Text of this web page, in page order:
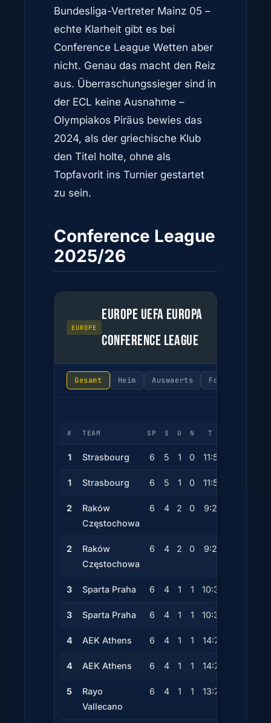
Bundesliga-Vertreter Mainz 05 –
echte Klarheit gibt es bei
Conference League Wetten aber
nicht. Genau das macht den Reiz
aus. Überraschungssieger sind in
der ECL keine Ausnahme –
Olympiakos Piräus bewies das
2024, als der griechische Klub
den Titel holte, ohne als
Topfavorit ins Turnier gestartet
zu sein.
Conference League
2025/26
EUROPE
EUROPE UEFA EUROPA
CONFERENCE LEAGUE
Gesamt Heim Auswaerts Form
# TEAM SP S U N T
1 Strasbourg 6 5 1 0 11:5
1 Strasbourg 6 5 1 0 11:5
2
Raków
Częstochowa
6 4 2 0 9:2
2
Raków
Częstochowa
6 4 2 0 9:2
3 Sparta Praha 6 4 1 1 10:3
3 Sparta Praha 6 4 1 1 10:3
4 AEK Athens 6 4 1 1 14:7
4 AEK Athens 6 4 1 1 14:7
5
Rayo
Vallecano
6 4 1 1 13:7